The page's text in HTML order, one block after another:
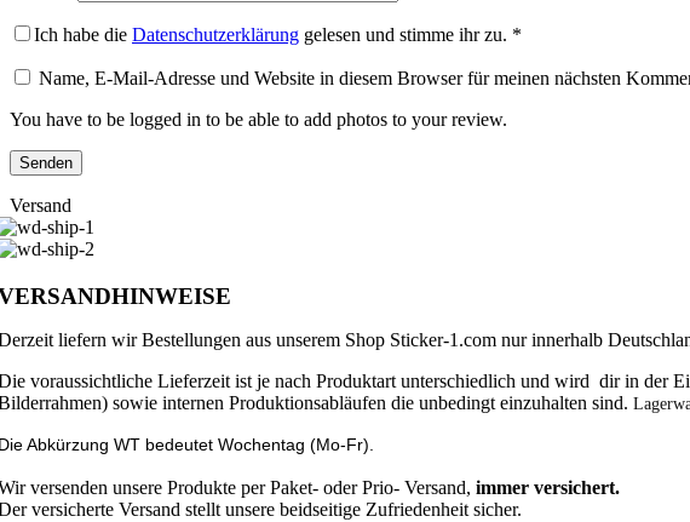
Ich habe die Datenschutzerklärung gelesen und stimme ihr zu. *
Name, E-Mail-Adresse und Website in diesem Browser für meinen nächsten
You have to be logged in to be able to add photos to your review.
Versand
liefern wir Bestellungen aus unserem Shop Sticker-1.com nur innerhalb
voraussichtliche Lieferzeit ist je nach Produktart unterschiedlich und wird dir in der
sowie internen Produktionsabläufen die unbedingt einzuhalten sind.
Abkürzung WT bedeutet Wochentag (Mo-Fr).
versenden unsere Produkte per Paket- oder Prio- Versand, immer versichert.
versicherte Versand stellt unsere beidseitige Zufriedenheit sicher.